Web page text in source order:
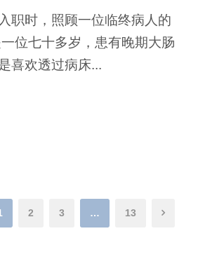
职时，照顾一位临终病人的
位七十多岁，患有晚期大肠
喜欢透过病床...
2 3 … 13